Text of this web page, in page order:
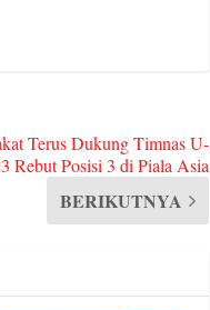
Terus Dukung Timnas U-
Rebut Posisi 3 di Piala Asia
BERIKUTNYA